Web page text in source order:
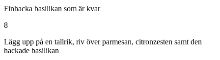
Finhacka basilikan som är kvar
8
Lägg upp på en tallrik, riv över parmesan, citronzesten samt den
hackade basilikan